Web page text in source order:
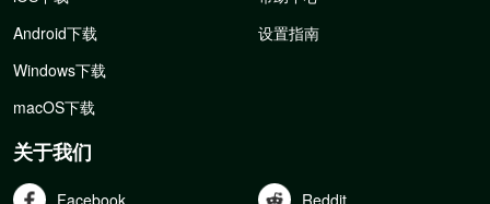
Android下载
Windows下载
macOS下载
设置指南
关于我们
Facebook Reddit